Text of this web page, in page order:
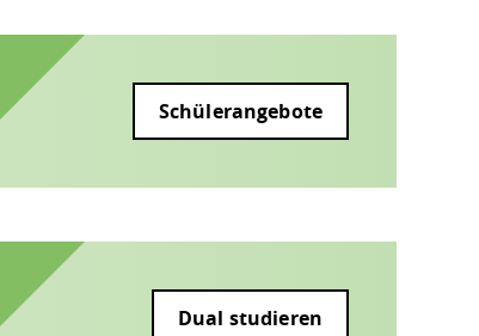
Schülerangebote
Dual studieren